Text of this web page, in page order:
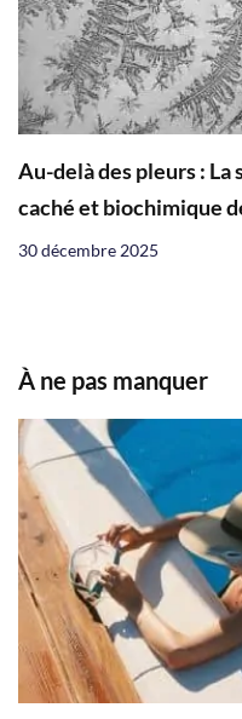
Au-delà des pleurs : La
caché et biochimique
30 décembre 2025
À ne pas manquer